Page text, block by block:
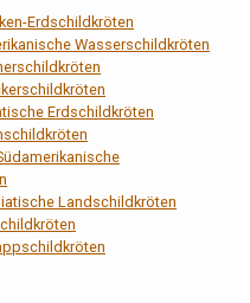
Erdschildkröten
Wasserschildkröten
Erdschildkröten
Landschildkröten